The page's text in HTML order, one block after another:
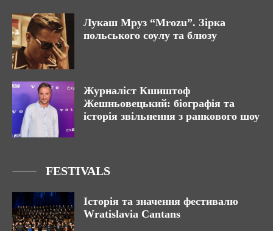
Лукаш Мруз “Mrozu”. Зірка
польського соулу та блюзу
Журналіст Кшиштоф
Жешньовецький: біографія та
історія звільнення з ранкового шоу
FESTIVALS
Історія та значення фестивалю
Wratislavia Cantans